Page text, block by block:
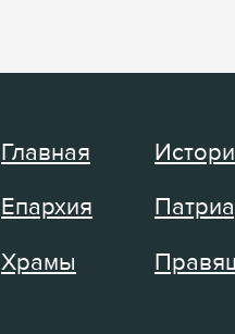
Главная
Епархия
Храмы